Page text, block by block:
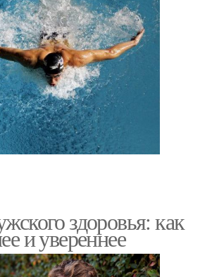
здоровья: как
и увереннее